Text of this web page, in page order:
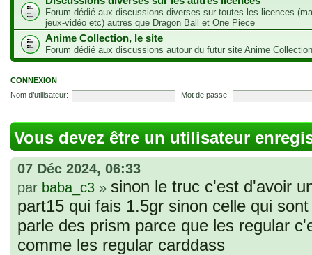
Forum dédié aux discussions diverses sur toutes les licences
jeux-vidéo etc) autres que Dragon Ball et One Piece
Anime Collection, le site
Forum dédié aux discussions autour du futur site Anime Collection
CONNEXION
Nom d’utilisateur:
Mot de passe:
Vous devez être un utilisateur
07 Déc 2024, 06:33
par baba_c3 » sinon le truc c'est d'avoir
part15 qui fais 1.5gr sinon celle qui
parle des prism parce que les regular
comme les regular carddass